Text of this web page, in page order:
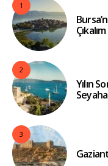
1
Çıkalım
2
Yılın
3